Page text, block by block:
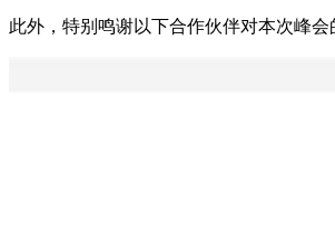
此外，特别鸣谢以下合作伙伴对本次峰会